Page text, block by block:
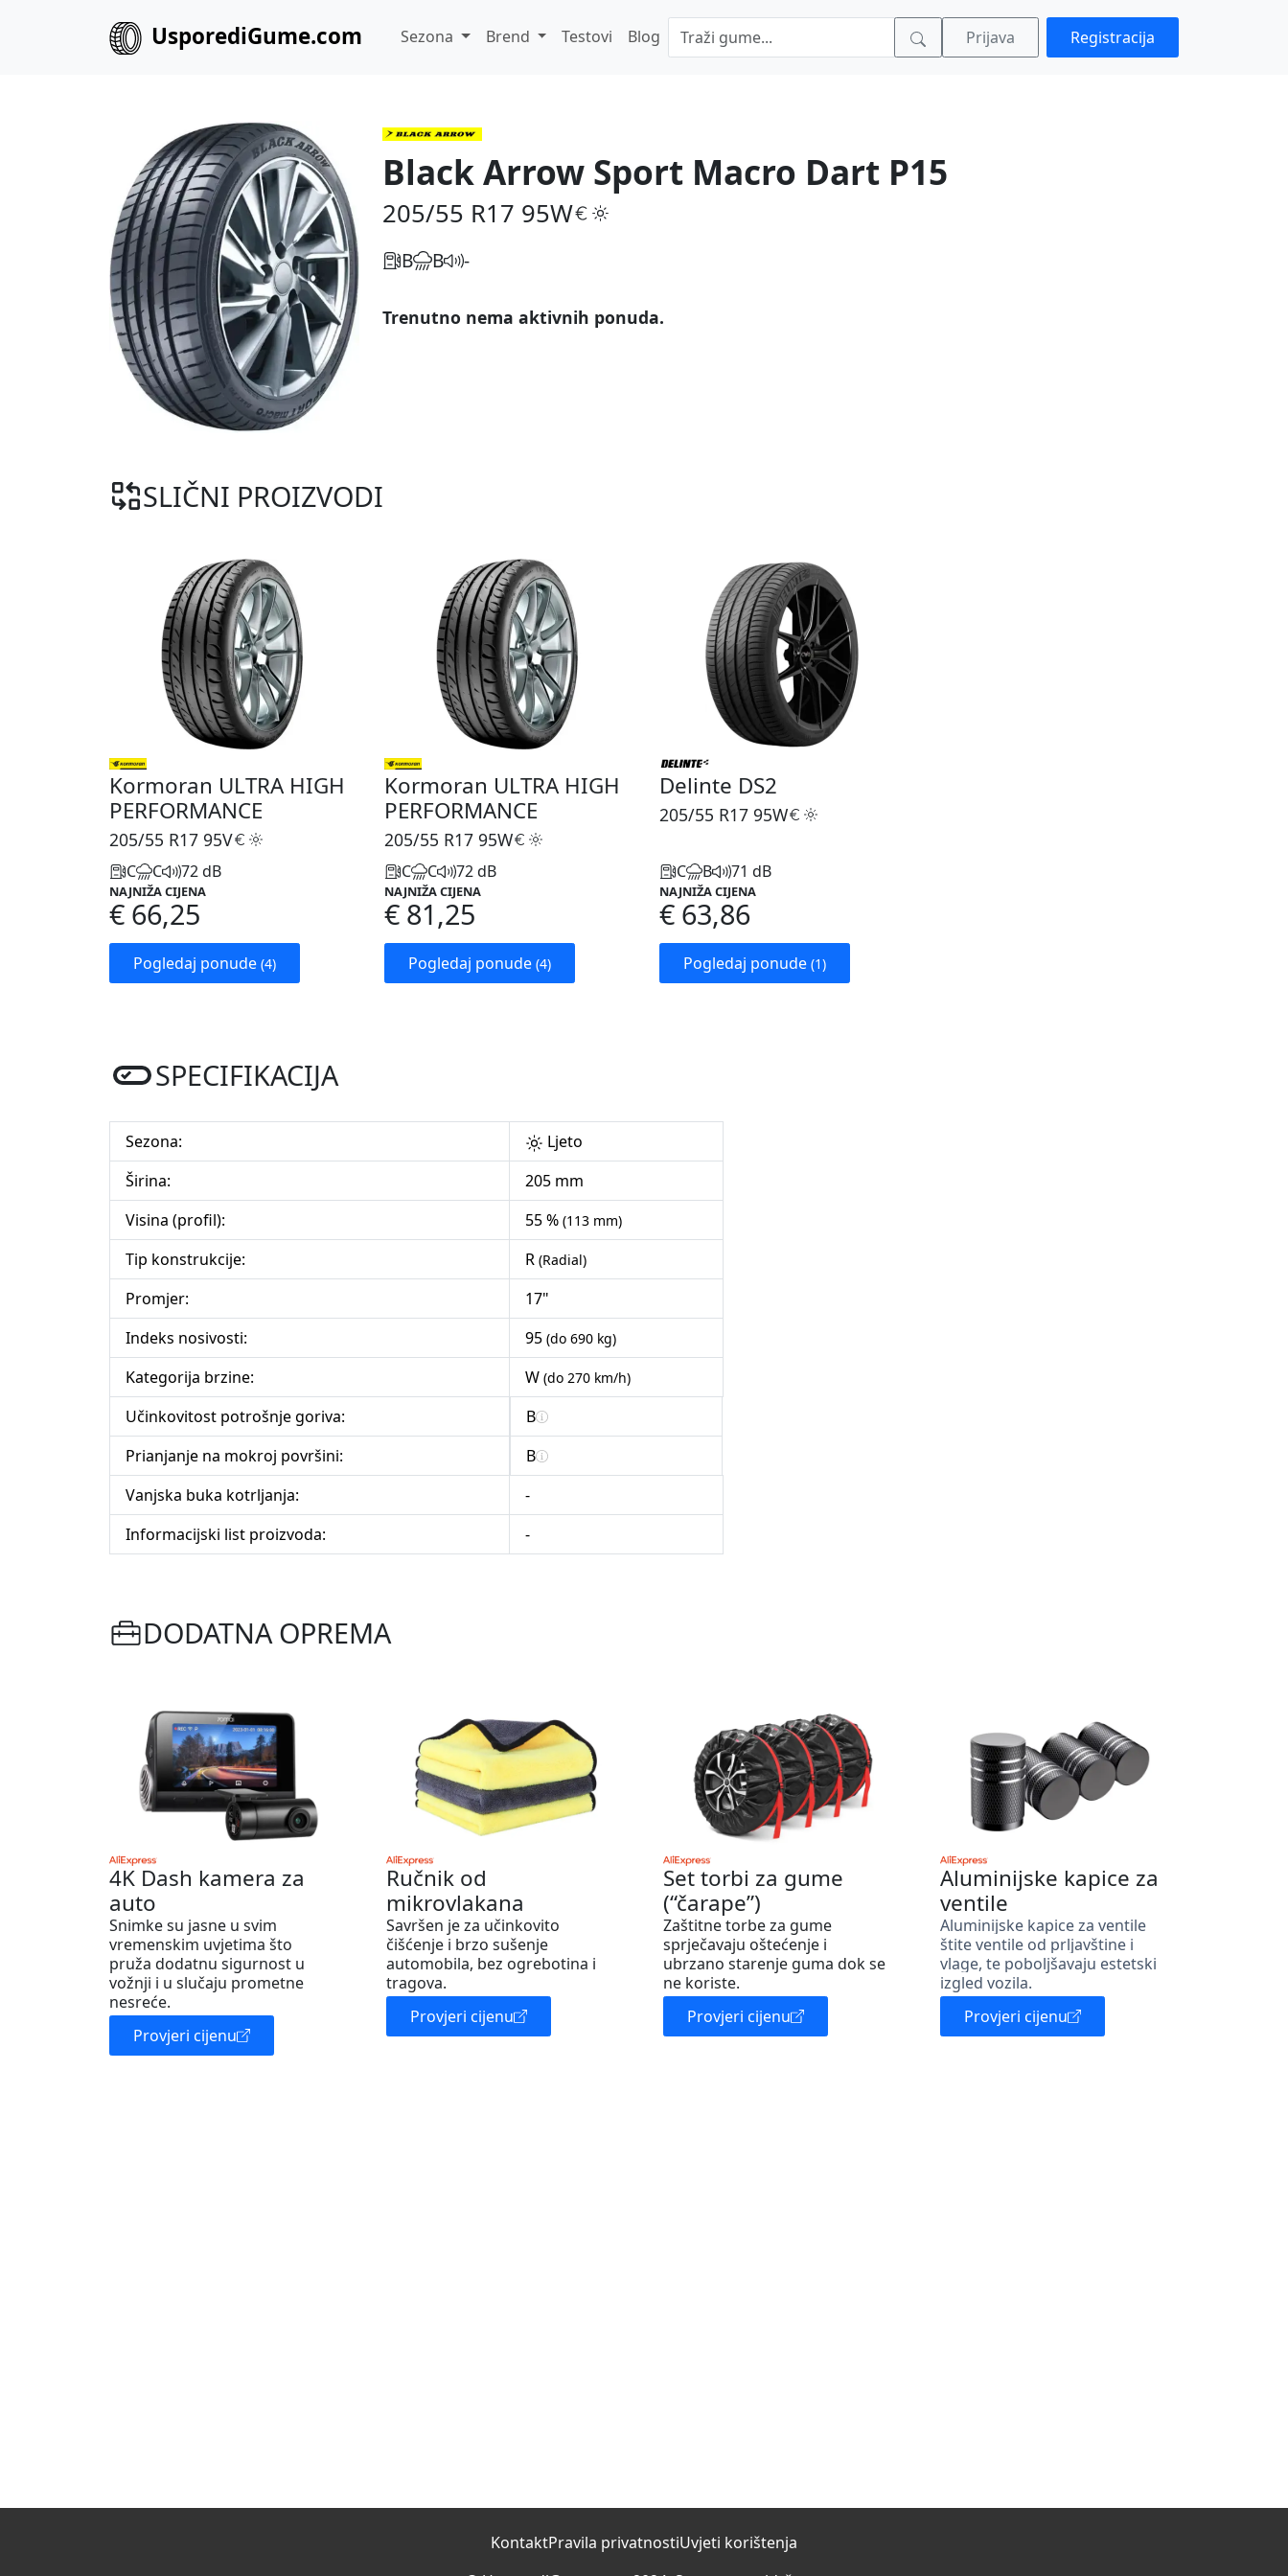
UsporediGume.com Sezona Brend Testovi Blog Prijava Registracija
Black Arrow Sport Macro Dart P15
205/55 R17 95W
B B -
Trenutno nema aktivnih ponuda.
SLIČNI PROIZVODI
Kormoran ULTRA HIGH
PERFORMANCE
205/55 R17 95V
C C 72 dB
NAJNIŽA CIJENA
€ 66,25
Pogledaj ponude (4)
Kormoran ULTRA HIGH
PERFORMANCE
205/55 R17 95W
C C 72 dB
NAJNIŽA CIJENA
€ 81,25
Pogledaj ponude (4)
Delinte DS2
205/55 R17 95W
C B 71 dB
NAJNIŽA CIJENA
€ 63,86
Pogledaj ponude (1)
SPECIFIKACIJA
Sezona:
Ljeto
Širina:
205 mm
Visina (profil):
55 % (113 mm)
Tip konstrukcije: R (Radial)
Promjer:
17"
Indeks nosivosti:
95 (do 690 kg)
Kategorija brzine: W (do 270 km/h)
Učinkovitost potrošnje goriva:
B
Prianjanje na mokroj površini:
B
Vanjska buka kotrljanja:
-
Informacijski list proizvoda:
-
DODATNA OPREMA
4K Dash kamera za
auto
Snimke su jasne u svim
vremenskim uvjetima što
pruža dodatnu sigurnost u
vožnji i u slučaju prometne
nesreće.
Provjeri cijenu
Ručnik od
mikrovlakana
Savršen je za učinkovito
čišćenje i brzo sušenje
automobila, bez ogrebotina i
tragova.
Provjeri cijenu
Set torbi za gume
(“čarape”)
Zaštitne torbe za gume
sprječavaju oštećenje i
ubrzano starenje guma dok se
ne koriste.
Provjeri cijenu
Aluminijske kapice za
ventile
Aluminijske kapice za ventile
štite ventile od prljavštine i
vlage, te poboljšavaju estetski
izgled vozila.
Provjeri cijenu
KontaktPravila privatnostiUvjeti korištenja